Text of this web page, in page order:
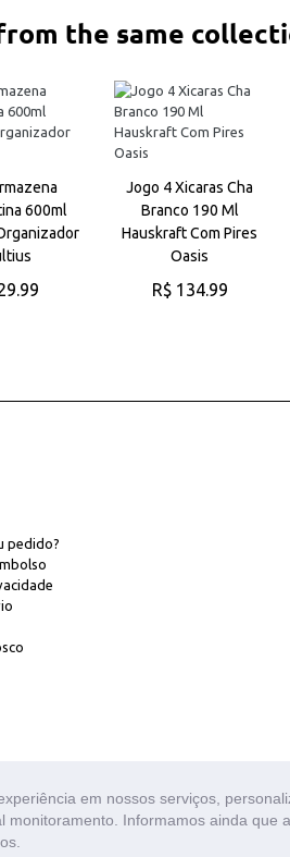
em nossos serviços,
Informamos ainda que
the same
600ml
Jogo 4 Xicaras Cha
Branco 190 Ml
Hauskraft Com Pires
Oasis
R$ 134.99
pedido?
prévio. Os preços são válidos
www.casasmiranda.com.br. É vetada a